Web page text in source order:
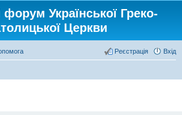
Української Греко-
Церкви
Вхід
Реєстрація